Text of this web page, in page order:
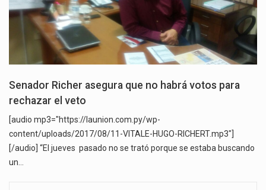
Senador Richer asegura que no habrá votos para
rechazar el veto
[audio mp3="https://launion.com.py/wp-
content/uploads/2017/08/11-VITALE-HUGO-RICHERT.mp3"]
[/audio] “El jueves pasado no se trató porque se estaba buscando
un…